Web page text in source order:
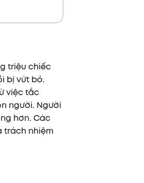
triệu chiếc
bị vứt bỏ.
việc tắc
người. Người
hơn. Các
trách nhiệm